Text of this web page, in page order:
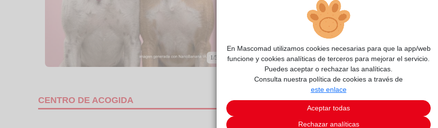
1/5 2/5
CENTRO DE ACOGIDA
En Mascomad utilizamos cookies necesarias para que la app/web
funcione y cookies analíticas de terceros para mejorar el servicio.
Puedes aceptar o rechazar las analíticas.
Consulta nuestra política de cookies a través de
este enlace
Aceptar todas
Rechazar analíticas